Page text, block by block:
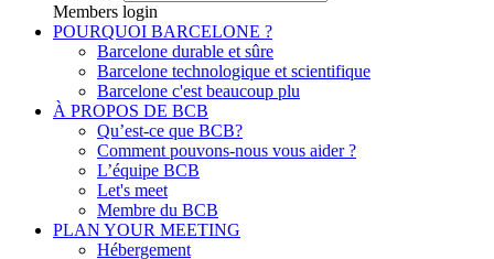
Members login
POURQUOI BARCELONE ?
Barcelone durable et sûre
Barcelone technologique et scientifique
Barcelone c'est beaucoup plu
À PROPOS DE BCB
Qu’est-ce que BCB?
Comment pouvons-nous vous aider ?
L’équipe BCB
Let's meet
Membre du BCB
PLAN YOUR MEETING
Hébergement